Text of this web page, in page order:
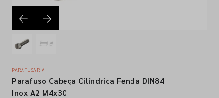
Empresa
Contactos
Siga-nos nas redes sociais
PARAFUSARIA
Parafuso Cabeça Cilíndrica Fenda DIN84
Inox A2 M4x30